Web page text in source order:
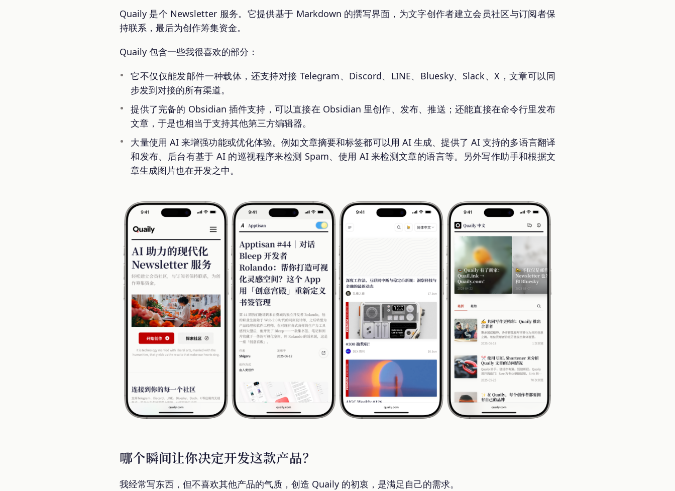
Quaily 是个 Newsletter 服务。它提供基于 Markdown 的撰写界面，为文字创作者建立会员社区与订阅者保
持联系，最后为创作筹集资金。
Quaily 包含一些我很喜欢的部分：
它不仅仅能发邮件一种载体，还支持对接 Telegram、Discord、LINE、Bluesky、Slack、X，文章可以同
步发到对接的所有渠道。
提供了完备的 Obsidian 插件支持，可以直接在 Obsidian 里创作、发布、推送；还能直接在命令行里发布
文章，于是也相当于支持其他第三方编辑器。
大量使用 AI 来增强功能或优化体验。例如文章摘要和标签都可以用 AI 生成、提供了 AI 支持的多语言翻译
和发布、后台有基于 AI 的巡视程序来检测 Spam、使用 AI 来检测文章的语言等。另外写作助手和根据文
章生成图片也在开发之中。
哪个瞬间让你决定开发这款产品？
我经常写东西，但不喜欢其他产品的气质，创造 Quaily 的初衷，是满足自己的需求。